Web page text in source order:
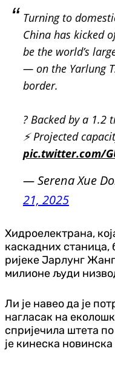
Turning to
China has kicked
be the world’s
— on the Yarlung
border.
? Backed by a 1.2
⚡️ Projected
pic.twitter.com/
— Serena Xue
21, 2025
Хидроелектрана,
каскадних станица,
ријеке Јарлунг
милионе људи
Ли је навео да је
нагласак на
спријечила штета
је кинеска